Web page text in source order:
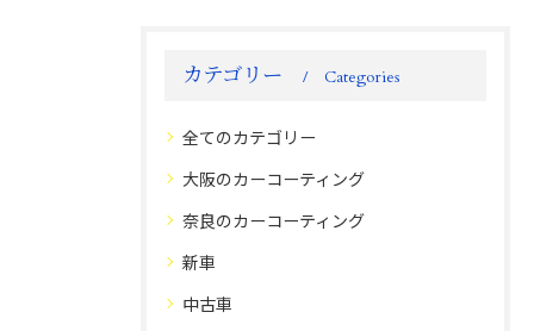
カテゴリー Categories
全てのカテゴリー
大阪のカーコーティング
奈良のカーコーティング
新車
中古車